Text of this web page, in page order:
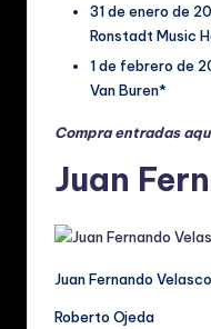
31 de enero de
Ronstadt Music
1 de febrero de
Van Buren*
Compra entradas
Juan
Juan Fernando Velasco
Roberto Ojeda